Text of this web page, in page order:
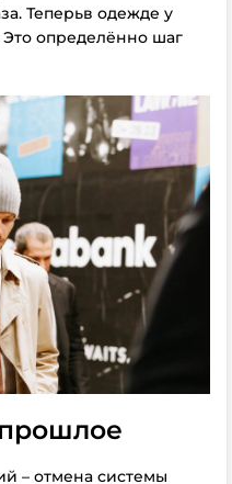
Теперьв одежде у
Это определённо шаг
– отмена системы